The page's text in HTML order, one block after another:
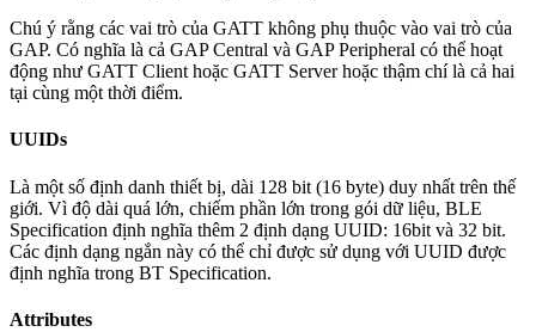
Chú ý rằng các vai trò của GATT không phụ thuộc vào vai trò của
GAP. Có nghĩa là cả GAP Central và GAP Peripheral có thể hoạt
động như GATT Client hoặc GATT Server hoặc thậm chí là cả hai
tại cùng một thời điểm.
UUIDs
Là một số định danh thiết bị, dài 128 bit (16 byte) duy nhất trên thế
giới. Vì độ dài quá lớn, chiếm phần lớn trong gói dữ liệu, BLE
Specification định nghĩa thêm 2 định dạng UUID: 16bit và 32 bit.
Các định dạng ngắn này có thể chỉ được sử dụng với UUID được
định nghĩa trong BT Specification.
Attributes